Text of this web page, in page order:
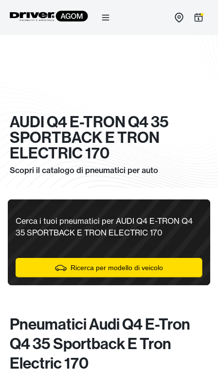
AUDI Q4 E-TRON Q4 35
SPORTBACK E TRON
ELECTRIC 170
Scopri il catalogo di pneumatici per auto
Cerca i tuoi pneumatici per AUDI Q4 E-TRON Q4
35 SPORTBACK E TRON ELECTRIC 170
Ricerca per modello di veicolo
Pneumatici Audi Q4 E-Tron
Q4 35 Sportback E Tron
Electric 170